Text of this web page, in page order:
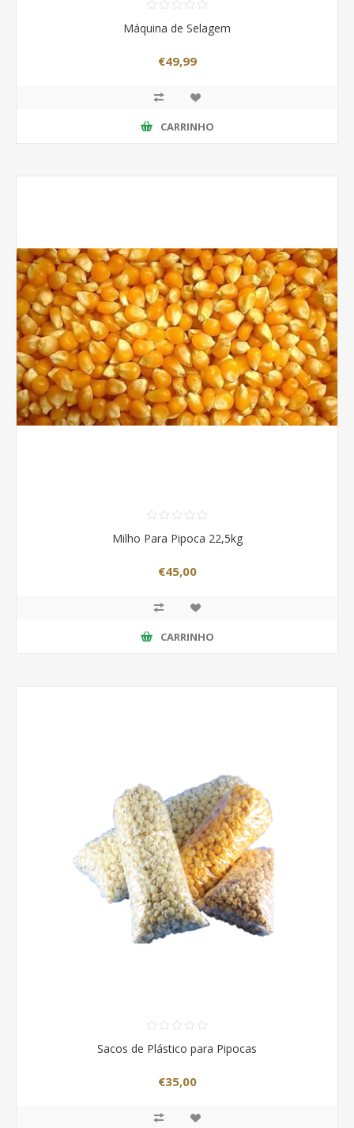
Máquina de Selagem
€49,99
CARRINHO
Milho Para Pipoca 22,5kg
€45,00
CARRINHO
Sacos de Plástico para Pipocas
€35,00